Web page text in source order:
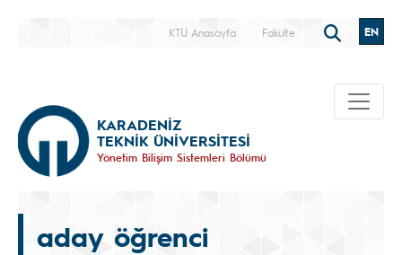
KTÜ Anasayfa Fakülte EN
KARADENİZ
TEKNİK ÜNİVERSİTESİ
Yönetim Bilişim Sistemleri Bölümü
aday öğrenci